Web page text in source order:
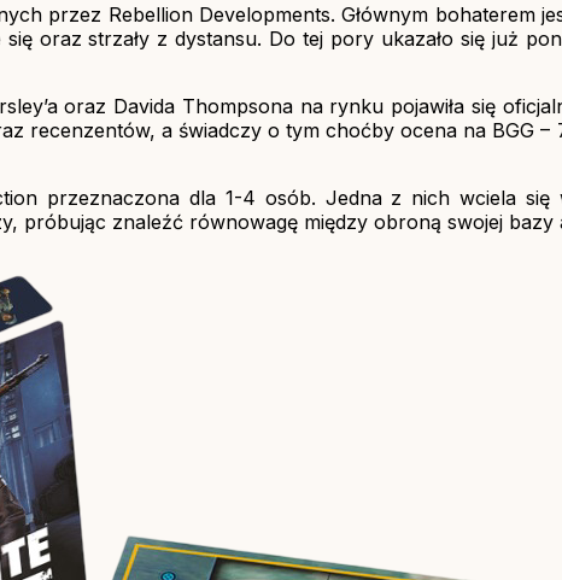
przez Rebellion Developments. Głównym bohaterem
się oraz strzały z dystansu. Do tej pory ukazało się już
oraz Davida Thompsona na rynku pojawiła się
recenzentów, a świadczy o tym choćby ocena na BGG –
przeznaczona dla 1-4 osób. Jedna z nich wciela się
próbując znaleźć równowagę między obroną swojej